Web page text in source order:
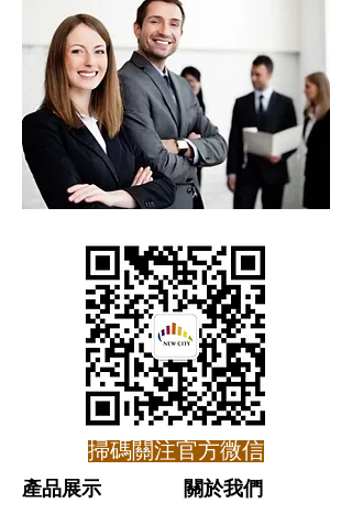
關於我們
產品展示
​掃碼關注官方微信